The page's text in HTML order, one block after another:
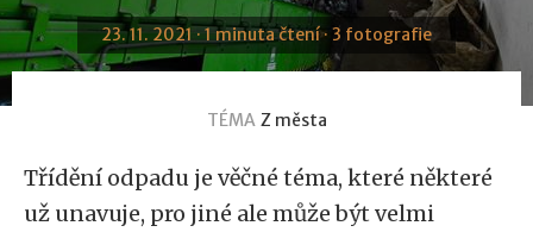
23. 11. 2021 · 1 minuta čtení · 3 fotografie
TÉMA Z města
Třídění odpadu je věčné téma, které některé
už unavuje, pro jiné ale může být velmi